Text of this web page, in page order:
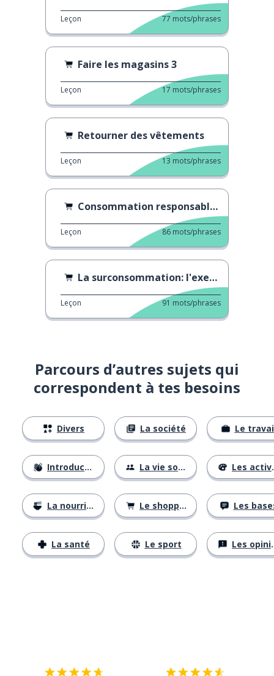
Leçon 77 mots/phrases
Faire les magasins 3
Leçon 17 mots/phrases
Retourner des vêtements
Leçon 13 mots/phrases
Consommation responsable: la règle des 5 « R »
Leçon 86 mots/phrases
La surconsommation: l'exemple du Black Friday
Leçon 91 mots/phrases
Parcours d’autres sujets qui
correspondent à tes besoins
Divers
Introductions
La nourriture
La santé
La société
La vie sociale
Le shopping
Le sport
Le
Les activités
Les
Les opinions